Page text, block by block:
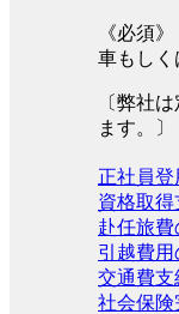
《必須》
車もしく
〔弊社
ます。〕
正社員登
資格取得
赴任旅費
引越費用
交通費支
社会保険